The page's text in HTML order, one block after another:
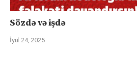
Sözdə və işdə
İyul 24, 2025